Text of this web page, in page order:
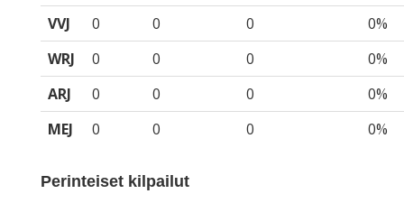
VVJ
0 0 0
0%
WRJ
0 0 0
0%
ARJ
0 0 0
0%
MEJ
0 0 0 0%
Perinteiset kilpailut